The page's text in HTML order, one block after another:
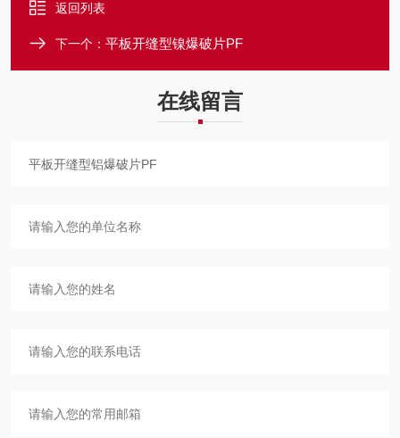
返回列表
下一个： 平板开缝型镍爆破片PF
在线留言